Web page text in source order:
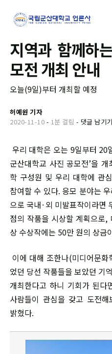
지역과 함께하
모전 개최 안내
오늘(9일)부터 개최할 예정
허예원 기자
2020-11-10 - 1분 걸림 - 댓글 남기기
우리 대학은 오는 9일부터 20
군산대학교 사진 공모전’을
학 구성원 및 우리 대학에 관
참여할 수 있다. 응모 분야는
으로 국내·외 미발표작이라면
점의 작품을 시상할 계획으로
상 수상작에는 50만 원의 상금
이에 대해 조한나(미디어문
었던 당선 작품들을 보았던 기
개최한다고 하니 기회가 된다
사람들이 관심을 갖고 도전해
밝혔다.